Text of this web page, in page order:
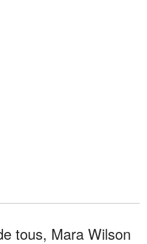
tous, Mara Wilson